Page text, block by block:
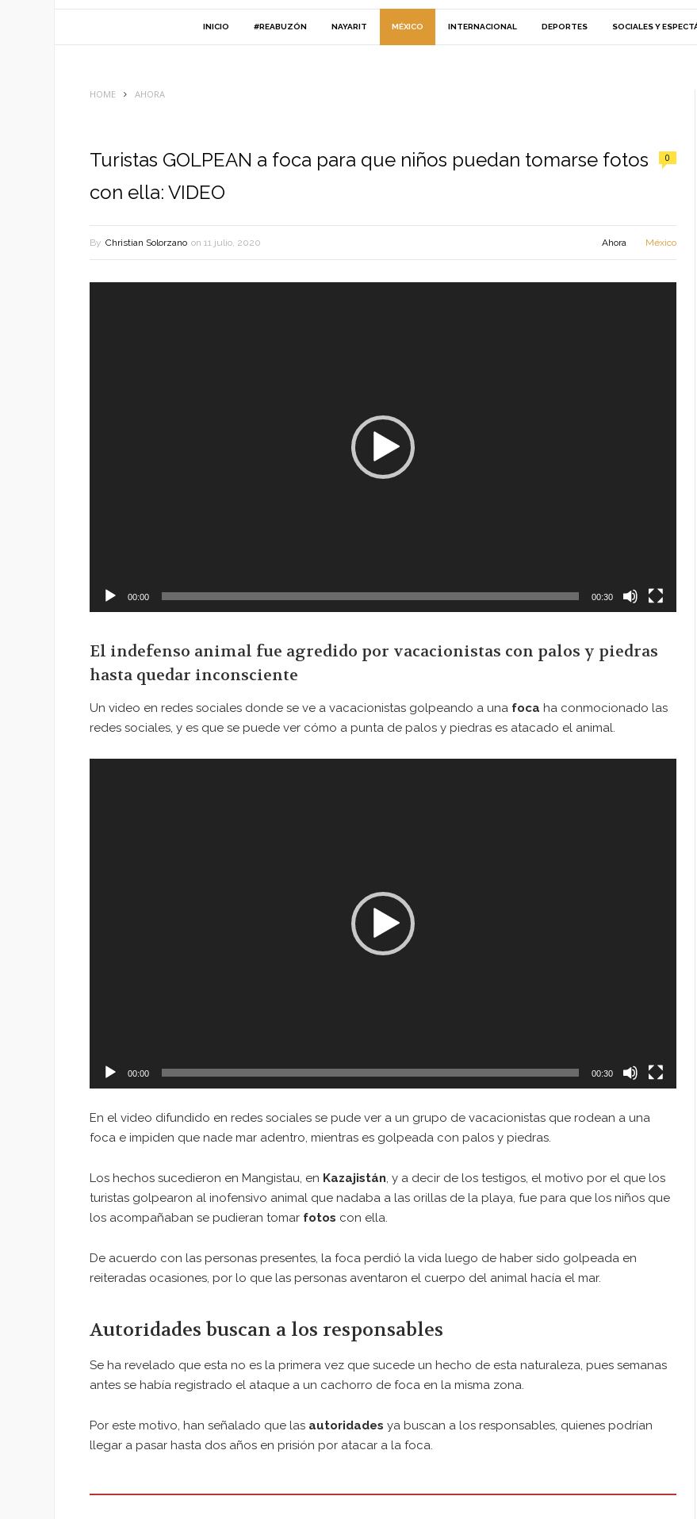
INICIO #REABUZÓN NAYARIT MÉXICO INTERNACIONAL DEPORTES SOCIALES Y
HOME AHORA
Turistas GOLPEAN a foca para que niños puedan tomarse fotos
con ella: VIDEO
0
By Christian Solorzano on 11 julio, 2020 Ahora México
00:00 00:30
El indefenso animal fue agredido por vacacionistas con palos y piedras
hasta quedar inconsciente
Un video en redes sociales donde se ve a vacacionistas golpeando a una foca ha conmocionado las
redes sociales, y es que se puede ver cómo a punta de palos y piedras es atacado el animal.
00:00 00:30
En el video difundido en redes sociales se pude ver a un grupo de vacacionistas que rodean a una
foca e impiden que nade mar adentro, mientras es golpeada con palos y piedras.
Los hechos sucedieron en Mangistau, en Kazajistán, y a decir de los testigos, el motivo por el que los
turistas golpearon al inofensivo animal que nadaba a las orillas de la playa, fue para que los niños que
los acompañaban se pudieran tomar fotos con ella.
De acuerdo con las personas presentes, la foca perdió la vida luego de haber sido golpeada en
reiteradas ocasiones, por lo que las personas aventaron el cuerpo del animal hacía el mar.
Autoridades buscan a los responsables
Se ha revelado que esta no es la primera vez que sucede un hecho de esta naturaleza, pues semanas
antes se había registrado el ataque a un cachorro de foca en la misma zona.
Por este motivo, han señalado que las autoridades ya buscan a los responsables, quienes podrían
llegar a pasar hasta dos años en prisión por atacar a la foca.